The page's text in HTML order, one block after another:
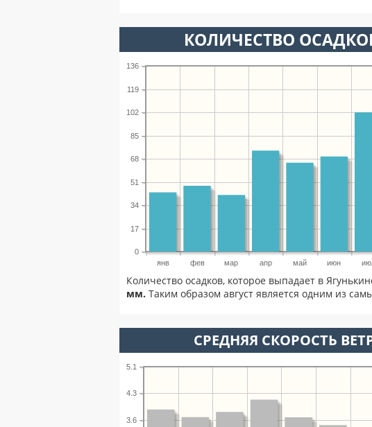
КОЛИЧЕСТВО
янв фев мар апр май июн
0
17
34
51
68
85
102
119
136
Количество осадков, которое выпадает в
мм. Таким образом август является одним из
СРЕДНЯЯ СКОРОСТЬ
3.6
4.3
5.1